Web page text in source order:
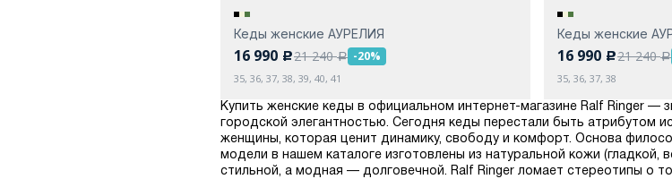
Кеды женские АУРЕЛИЯ
16 990 c21 240a -20%
35, 36, 37, 38, 39, 40, 41
Кеды женские
16 990 c21 240a
35, 36, 37, 38
Купить женские кеды в официальном интернет-магазине Ralf Ringer
городской элегантностью. Сегодня кеды перестали быть атрибутом
женщины, которая ценит динамику, свободу и комфорт. Основа
модели в нашем каталоге изготовлены из натуральной кожи
стильной, а модная — долговечной. Ralf Ringer ломает стереотипы о